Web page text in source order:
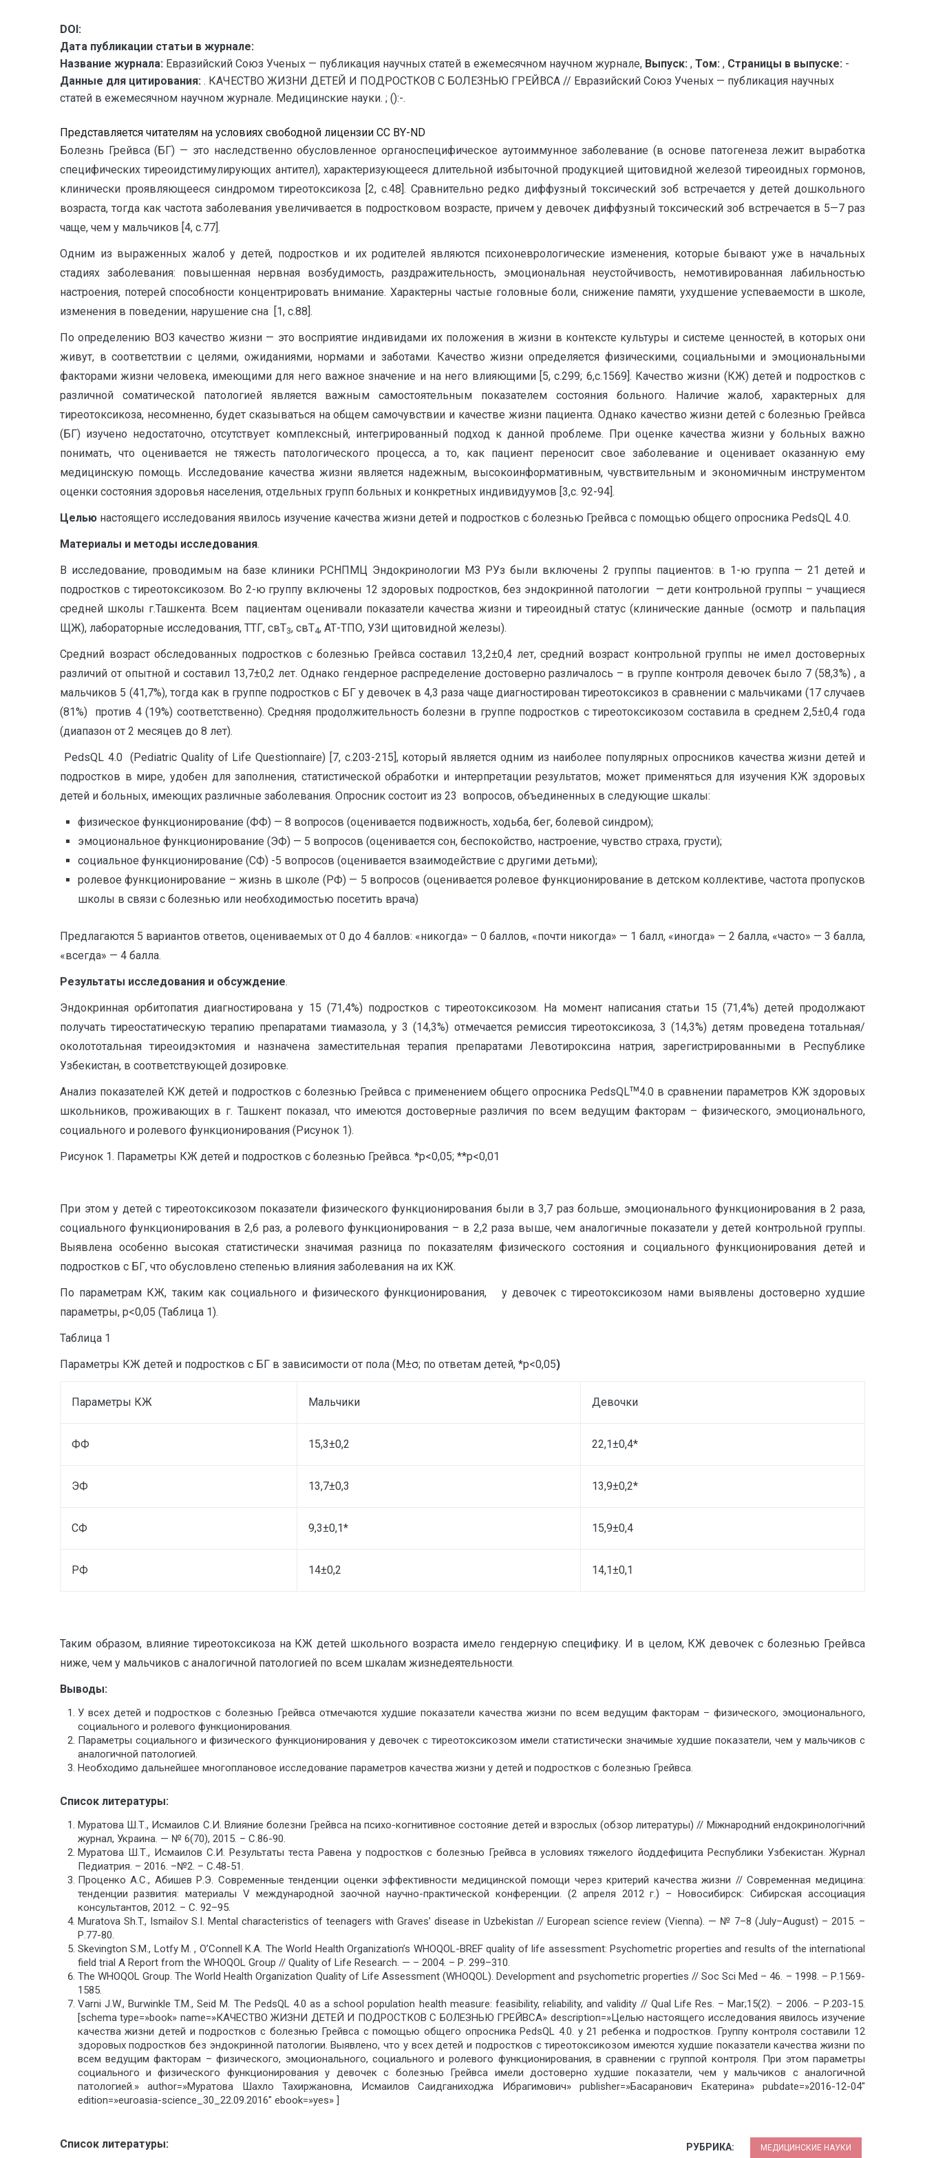
DOI:
Дата публикации статьи в журнале:
Название журнала: Евразийский Союз Ученых — публикация научных статей в ежемесячном научном журнале, Выпуск: , Том: , Страницы в выпуске: -
Данные для цитирования: . КАЧЕСТВО ЖИЗНИ ДЕТЕЙ И ПОДРОСТКОВ С БОЛЕЗНЬЮ ГРЕЙВСА // Евразийский Союз Ученых — публикация научных
статей в ежемесячном научном журнале. Медицинские науки. ; ():-.
Представляется читателям на условиях свободной лицензии CC BY-ND
Болезнь Грейвса (БГ) — это наследственно обусловленное органоспецифическое аутоиммунное заболевание (в основе патогенеза лежит выработка
специфических тиреоидстимулирующих антител), характеризующееся длительной избыточной продукцией щитовидной железой тиреоидных гормонов,
клинически проявляющееся синдромом тиреотоксикоза [2, с.48]. Сравнительно редко диффузный токсический зоб встречается у детей дошкольного
возраста, тогда как частота заболевания увеличивается в подростковом возрасте, причем у девочек диффузный токсический зоб встречается в 5—7 раз
чаще, чем у мальчиков [4, с.77].
Одним из выраженных жалоб у детей, подростков и их родителей являются психоневрологические изменения, которые бывают уже в начальных
стадиях заболевания: повышенная нервная возбудимость, раздражительность, эмоциональная неустойчивость, немотивированная лабильностью
настроения, потерей способности концентрировать внимание. Характерны частые головные боли, снижение памяти, ухудшение успеваемости в школе,
изменения в поведении, нарушение сна [1, с.88].
По определению ВОЗ качество жизни — это восприятие индивидами их положения в жизни в контексте культуры и системе ценностей, в которых они
живут, в соответствии с целями, ожиданиями, нормами и заботами. Качество жизни определяется физическими, социальными и эмоциональными
факторами жизни человека, имеющими для него важное значение и на него влияющими [5, с.299; 6,с.1569]. Качество жизни (КЖ) детей и подростков с
различной соматической патологией является важным самостоятельным показателем состояния больного. Наличие жалоб, характерных для
тиреотоксикоза, несомненно, будет сказываться на общем самочувствии и качестве жизни пациента. Однако качество жизни детей с болезнью Грейвса
(БГ) изучено недостаточно, отсутствует комплексный, интегрированный подход к данной проблеме. При оценке качества жизни у больных важно
понимать, что оценивается не тяжесть патологического процесса, а то, как пациент переносит свое заболевание и оценивает оказанную ему
медицинскую помощь. Исследование качества жизни является надежным, высокоинформативным, чувствительным и экономичным инструментом
оценки состояния здоровья населения, отдельных групп больных и конкретных индивидуумов [3,с. 92-94].
Целью настоящего исследования явилось изучение качества жизни детей и подростков с болезнью Грейвса с помощью общего опросника PedsQL 4.0.
Материалы и методы исследования.
В исследование, проводимым на базе клиники РСНПМЦ Эндокринологии МЗ РУз были включены 2 группы пациентов: в 1-ю группа — 21 детей и
подростков с тиреотоксикозом. Во 2-ю группу включены 12 здоровых подростков, без эндокринной патологии — дети контрольной группы – учащиеся
средней школы г.Ташкента. Всем пациентам оценивали показатели качества жизни и тиреоидный статус (клинические данные (осмотр и пальпация
ЩЖ), лабораторные исследования, ТТГ, свТ3, свТ4, АТ-ТПО, УЗИ щитовидной железы).
Средний возраст обследованных подростков с болезнью Грейвса составил 13,2±0,4 лет, средний возраст контрольной группы не имел достоверных
различий от опытной и составил 13,7±0,2 лет. Однако гендерное распределение достоверно различалось – в группе контроля девочек было 7 (58,3%) , а
мальчиков 5 (41,7%), тогда как в группе подростков с БГ у девочек в 4,3 раза чаще диагностирован тиреотоксикоз в сравнении с мальчиками (17 случаев
(81%) против 4 (19%) соответственно). Средняя продолжительность болезни в группе подростков с тиреотоксикозом составила в среднем 2,5±0,4 года
(диапазон от 2 месяцев до 8 лет).
PedsQL 4.0 (Pediatric Quality of Life Questionnaire) [7, с.203-215], который является одним из наиболее популярных опросников качества жизни детей и
подростков в мире, удобен для заполнения, статистической обработки и интерпретации результатов; может применяться для изучения КЖ здоровых
детей и больных, имеющих различные заболевания. Опросник состоит из 23 вопросов, объединенных в следующие шкалы:
физическое функционирование (ФФ) — 8 вопросов (оценивается подвижность, ходьба, бег, болевой синдром);
эмоциональное функционирование (ЭФ) — 5 вопросов (оценивается сон, беспокойство, настроение, чувство страха, грусти);
социальное функционирование (СФ) -5 вопросов (оценивается взаимодействие с другими детьми);
ролевое функционирование – жизнь в школе (РФ) — 5 вопросов (оценивается ролевое функционирование в детском коллективе, частота пропусков
школы в связи с болезнью или необходимостью посетить врача)
Предлагаются 5 вариантов ответов, оцениваемых от 0 до 4 баллов: «никогда» – 0 баллов, «почти никогда» — 1 балл, «иногда» — 2 балла, «часто» — 3 балла,
«всегда» — 4 балла.
Результаты исследования и обсуждение.
Эндокринная орбитопатия диагностирована у 15 (71,4%) подростков с тиреотоксикозом. На момент написания статьи 15 (71,4%) детей продолжают
получать тиреостатическую терапию препаратами тиамазола, у 3 (14,3%) отмечается ремиссия тиреотоксикоза, 3 (14,3%) детям проведена тотальная/
околототальная тиреоидэктомия и назначена заместительная терапия препаратами Левотироксина натрия, зарегистрированными в Республике
Узбекистан, в соответствующей дозировке.
Анализ показателей КЖ детей и подростков с болезнью Грейвса с применением общего опросника PedsQLтм4.0 в сравнении параметров КЖ здоровых
школьников, проживающих в г. Ташкент показал, что имеются достоверные различия по всем ведущим факторам – физического, эмоционального,
социального и ролевого функционирования (Рисунок 1).
Рисунок 1. Параметры КЖ детей и подростков с болезнью Грейвса. *р<0,05; **р<0,01
При этом у детей с тиреотоксикозом показатели физического функционирования были в 3,7 раз больше, эмоционального функционирования в 2 раза,
социального функционирования в 2,6 раз, а ролевого функционирования – в 2,2 раза выше, чем аналогичные показатели у детей контрольной группы.
Выявлена особенно высокая статистически значимая разница по показателям физического состояния и социального функционирования детей и
подростков с БГ, что обусловлено степенью влияния заболевания на их КЖ.
По параметрам КЖ, таким как социального и физического функционирования, у девочек с тиреотоксикозом нами выявлены достоверно худшие
параметры, р<0,05 (Таблица 1).
Таблица 1
Параметры КЖ детей и подростков с БГ в зависимости от пола (М±σ; по ответам детей, *р<0,05)
Параметры КЖ Мальчики Девочки
ФФ 15,3±0,2 22,1±0,4*
ЭФ 13,7±0,3 13,9±0,2*
СФ 9,3±0,1* 15,9±0,4
РФ 14±0,2 14,1±0,1
Таким образом, влияние тиреотоксикоза на КЖ детей школьного возраста имело гендерную специфику. И в целом, КЖ девочек с болезнью Грейвса
ниже, чем у мальчиков с аналогичной патологией по всем шкалам жизнедеятельности.
Выводы:
У всех детей и подростков с болезнью Грейвса отмечаются худшие показатели качества жизни по всем ведущим факторам – физического, эмоционального,
социального и ролевого функционирования.
Параметры социального и физического функционирования у девочек с тиреотоксикозом имели статистически значимые худшие показатели, чем у мальчиков с
аналогичной патологией.
Необходимо дальнейшее многоплановое исследование параметров качества жизни у детей и подростков с болезнью Грейвса.
Список литературы:
Муратова Ш.Т., Исмаилов С.И. Влияние болезни Грейвса на психо-когнитивное состояние детей и взрослых (обзор литературы) // Міжнародний ендокринологічний
журнал, Украина. — № 6(70), 2015. – С.86-90.
Муратова Ш.Т., Исмаилов С.И. Результаты теста Равена у подростков с болезнью Грейвса в условиях тяжелого йоддефицита Республики Узбекистан. Журнал
Педиатрия. – 2016. –№2. – С.48-51.
Проценко А.С., Абишев Р.Э. Современные тенденции оценки эффективности медицинской помощи через критерий качества жизни // Современная медицина:
тенденции развития: материалы V международной заочной научно-практической конференции. (2 апреля 2012 г.) – Новосибирск: Сибирская ассоциация
консультантов, 2012. – С. 92–95.
Muratova Sh.T., Ismailov S.I. Mental characteristics of teenagers with Graves’ disease in Uzbekistan // European science review (Vienna). — № 7–8 (July–August) – 2015. –
Р.77-80.
Skevington S.M., Lotfy M. , O’Connell K.A. The World Health Organization’s WHOQOL-BREF quality of life assessment: Psychometric properties and results of the international
field trial A Report from the WHOQOL Group // Quality of Life Research. — – 2004. – Р. 299–310.
The WHOQOL Group. The World Health Organization Quality of Life Assessment (WHOQOL). Development and psychometric properties // Soc Sci Med – 46. – 1998. – Р.1569-
1585.
Varni J.W., Burwinkle T.M., Seid M. The PedsQL 4.0 as a school population health measure: feasibility, reliability, and validity // Qual Life Res. – Mar;15(2). – 2006. – Р.203-15.
[schema type=»book» name=»КАЧЕСТВО ЖИЗНИ ДЕТЕЙ И ПОДРОСТКОВ С БОЛЕЗНЬЮ ГРЕЙВСА» description=»Целью настоящего исследования явилось изучение
качества жизни детей и подростков с болезнью Грейвса с помощью общего опросника PedsQL 4.0. у 21 ребенка и подростков. Группу контроля составили 12
здоровых подростков без эндокринной патологии. Выявлено, что у всех детей и подростков с тиреотоксикозом имеются худшие показатели качества жизни по
всем ведущим факторам – физического, эмоционального, социального и ролевого функционирования, в сравнении с группой контроля. При этом параметры
социального и физического функционирования у девочек с болезнью Грейвса имели достоверно худшие показатели, чем у мальчиков с аналогичной
патологией.» author=»Муратова Шахло Тахиржановна, Исмаилов Саидганиходжа Ибрагимович» publisher=»Басаранович Екатерина» pubdate=»2016-12-04″
edition=»euroasia-science_30_22.09.2016″ ebook=»yes» ]
Список литературы: РУБРИКА: МЕДИЦИНСКИЕ НАУКИ